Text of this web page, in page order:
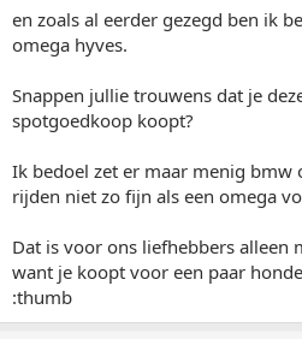
en zoals al eerder gezegd ben ik
omega hyves.
Snappen jullie trouwens dat je
spotgoedkoop koopt?
Ik bedoel zet er maar menig bmw
rijden niet zo fijn als een omega
Dat is voor ons liefhebbers alleen
want je koopt voor een paar
:thumb